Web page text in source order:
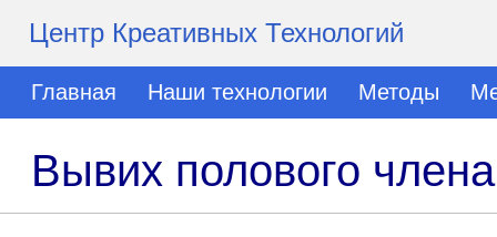
Центр Креативных Технологий
Главная Наши технологии Методы
Вывих полового члена